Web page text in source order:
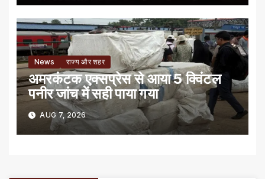
News राज्य और शहर
अमरकंटक एक्सप्रेस से आया 5 क्विंटल
पनीर जांच में सही पाया गया
AUG 7, 2026